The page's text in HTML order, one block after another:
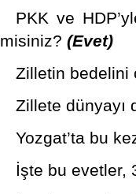
PKK ve
misiniz? (Evet)
Zilletin bedelini
Zillete dünyayı
Yozgat’ta bu
İşte bu evetler,